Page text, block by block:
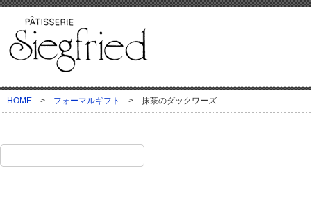
HOME > フォーマルギフト > 抹茶のダックワーズ